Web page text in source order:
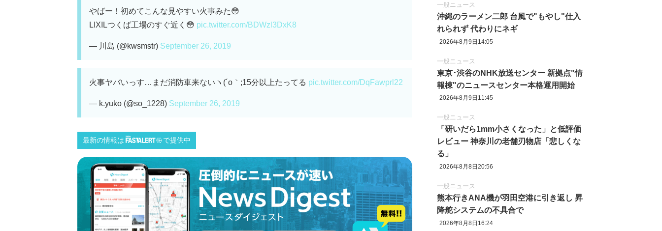
やばー！初めてこんな見やすい火事みた😳
LIXILつくば工場のすぐ近く😳 pic.twitter.com/BDWzl3DxK8
— 川島 (@kwsmstr) September 26, 2019
火事ヤバいっす…まだ消防車来ないヽ(´o｀;15分以上たってる pic.twitter.com/DqFawprl22
— k.yuko (@so_1228) September 26, 2019
最新の情報は で提供中
一般ニュース
沖縄のラーメン二郎 台風で"もやし"仕入
れられず 代わりにネギ
2026年8月9日14:05
一般ニュース
東京‪･‬渋谷のNHK放送センター 新拠点"情
報棟"のニュースセンター本格運用開始
2026年8月9日11:45
一般ニュース
「研いだら1mm小さくなった」と低評価
レビュー 神奈川の老舗刃物店「悲しくな
る」
2026年8月8日20:56
一般ニュース
熊本行きANA機が羽田空港に引き返し 昇
降舵システムの不具合で
2026年8月8日16:24